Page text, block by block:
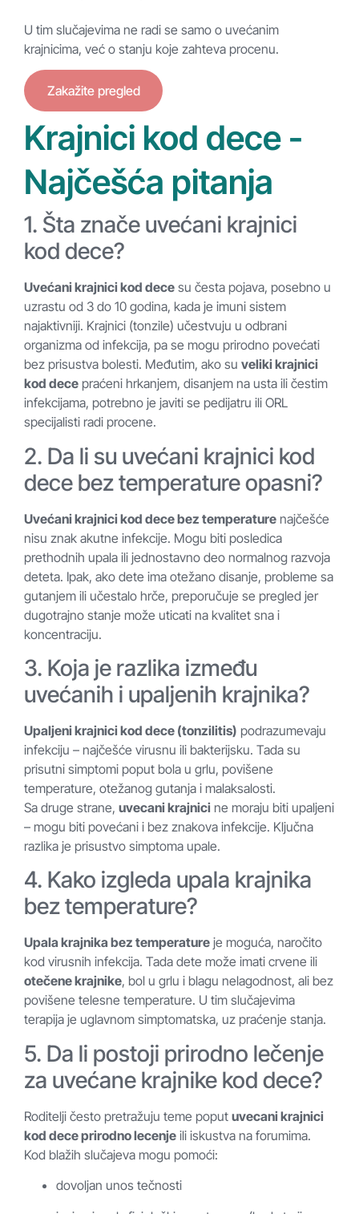
U tim slučajevima ne radi se samo o uvećanim
krajnicima, već o stanju koje zahteva procenu.
Zakažite pregled
Krajnici kod dece -
Najčešća pitanja
1. Šta znače uvećani krajnici
kod dece?
Uvećani krajnici kod dece su česta pojava, posebno u
uzrastu od 3 do 10 godina, kada je imuni sistem
najaktivniji. Krajnici (tonzile) učestvuju u odbrani
organizma od infekcija, pa se mogu prirodno povećati
bez prisustva bolesti. Međutim, ako su veliki krajnici
kod dece praćeni hrkanjem, disanjem na usta ili čestim
infekcijama, potrebno je javiti se pedijatru ili ORL
specijalisti radi procene.
2. Da li su uvećani krajnici kod
dece bez temperature opasni?
Uvećani krajnici kod dece bez temperature najčešće
nisu znak akutne infekcije. Mogu biti posledica
prethodnih upala ili jednostavno deo normalnog razvoja
deteta. Ipak, ako dete ima otežano disanje, probleme sa
gutanjem ili učestalo hrče, preporučuje se pregled jer
dugotrajno stanje može uticati na kvalitet sna i
koncentraciju.
3. Koja je razlika između
uvećanih i upaljenih krajnika?
Upaljeni krajnici kod dece (tonzilitis) podrazumevaju
infekciju – najčešće virusnu ili bakterijsku. Tada su
prisutni simptomi poput bola u grlu, povišene
temperature, otežanog gutanja i malaksalosti.
Sa druge strane, uvecani krajnici ne moraju biti upaljeni
– mogu biti povećani i bez znakova infekcije. Ključna
razlika je prisustvo simptoma upale.
4. Kako izgleda upala krajnika
bez temperature?
Upala krajnika bez temperature je moguća, naročito
kod virusnih infekcija. Tada dete može imati crvene ili
otečene krajnike, bol u grlu i blagu nelagodnost, ali bez
povišene telesne temperature. U tim slučajevima
terapija je uglavnom simptomatska, uz praćenje stanja.
5. Da li postoji prirodno lečenje
za uvećane krajnike kod dece?
Roditelji često pretražuju teme poput uvecani krajnici
kod dece prirodno lecenje ili iskustva na forumima.
Kod blažih slučajeva mogu pomoći:
dovoljan unos tečnosti